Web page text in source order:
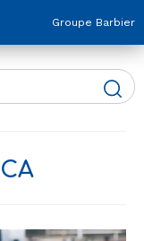
Groupe Barbier